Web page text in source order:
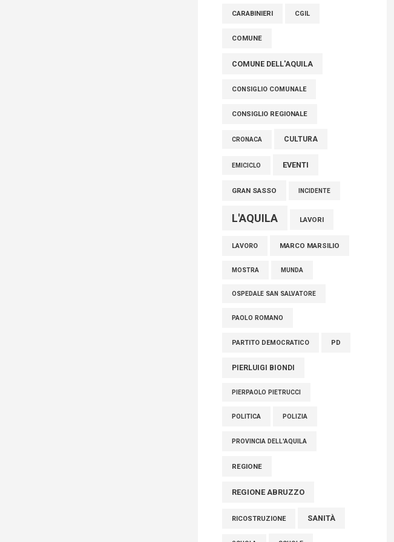
tra cui molti abruzzesi"
06 Agosto 2026
CARABINIERI CGIL
COMUNE
COMUNE DELL'AQUILA
CONSIGLIO COMUNALE
CONSIGLIO REGIONALE
CRONACA CULTURA
EMICICLO EVENTI
GRAN SASSO INCIDENTE
L'AQUILA LAVORI
LAVORO MARCO MARSILIO
MOSTRA MUNDA
OSPEDALE SAN SALVATORE
PAOLO ROMANO
PARTITO DEMOCRATICO PD
PIERLUIGI BIONDI
PIERPAOLO PIETRUCCI
POLITICA POLIZIA
PROVINCIA DELL'AQUILA
REGIONE
REGIONE ABRUZZO
RICOSTRUZIONE SANITÀ